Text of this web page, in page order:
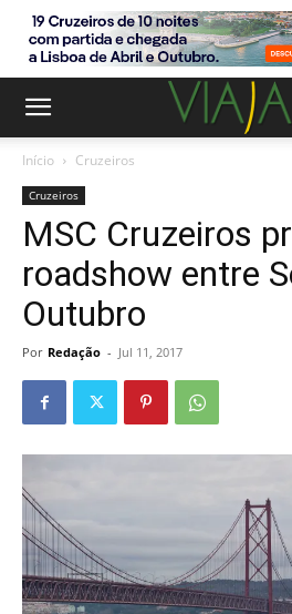
Início Cruzeiros
Cruzeiros
MSC Cruzeiros
roadshow entre
Outubro
Por Redação - Jul 11, 2017